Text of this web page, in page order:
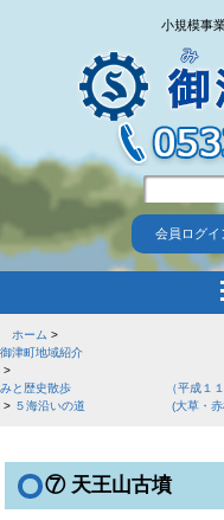
小規模事
会員ログイ
ホーム
御津町地域紹介
みと歴史散歩 （平成１１年
５海沿いの道 (大草・赤
⑦ 天王山古墳